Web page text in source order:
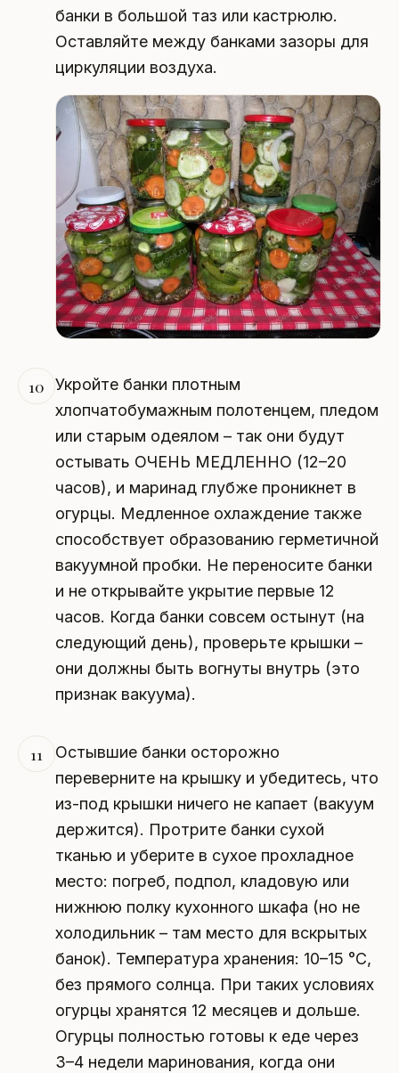
банки в большой таз или кастрюлю.
Оставляйте между банками зазоры для
циркуляции воздуха.
10 Укройте банки плотным
хлопчатобумажным полотенцем, пледом
или старым одеялом – так они будут
остывать ОЧЕНЬ МЕДЛЕННО (12–20
часов), и маринад глубже проникнет в
огурцы. Медленное охлаждение также
способствует образованию герметичной
вакуумной пробки. Не переносите банки
и не открывайте укрытие первые 12
часов. Когда банки совсем остынут (на
следующий день), проверьте крышки –
они должны быть вогнуты внутрь (это
признак вакуума).
11
Остывшие банки осторожно
переверните на крышку и убедитесь, что
из-под крышки ничего не капает (вакуум
держится). Протрите банки сухой
тканью и уберите в сухое прохладное
место: погреб, подпол, кладовую или
нижнюю полку кухонного шкафа (но не
холодильник – там место для вскрытых
банок). Температура хранения: 10–15 °C,
без прямого солнца. При таких условиях
огурцы хранятся 12 месяцев и дольше.
Огурцы полностью готовы к еде через
3–4 недели маринования, когда они